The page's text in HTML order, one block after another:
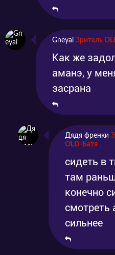
Gneyai Зритель
Как же
аманэ, у
засрана
Дядя френки
OLD-Батя
сидеть в
там
конечно
смотреть
сильнее